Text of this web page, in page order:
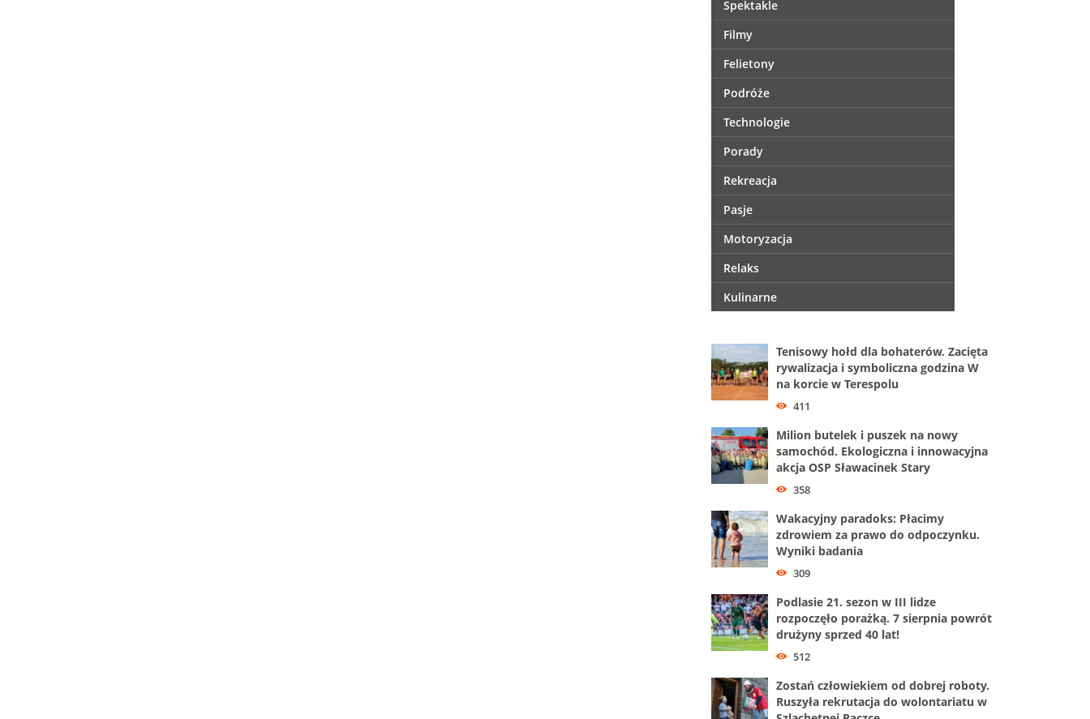
Spektakle
Filmy
Felietony
Podróże
Technologie
Porady
Rekreacja
Pasje
Motoryzacja
Relaks
Kulinarne
Tenisowy hołd dla bohaterów. Zacięta
rywalizacja i symboliczna godzina W
na korcie w Terespolu
411
Milion butelek i puszek na nowy
samochód. Ekologiczna i innowacyjna
akcja OSP Sławacinek Stary
358
Wakacyjny paradoks: Płacimy
zdrowiem za prawo do odpoczynku.
Wyniki badania
309
Podlasie 21. sezon w III lidze
rozpoczęło porażką. 7 sierpnia powrót
drużyny sprzed 40 lat!
512
Zostań człowiekiem od dobrej roboty.
Ruszyła rekrutacja do wolontariatu w